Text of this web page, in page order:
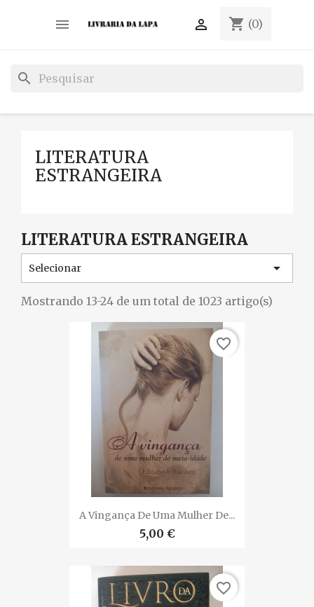
 shopping_cart (0)

search
LITERATURA
ESTRANGEIRA
LITERATURA ESTRANGEIRA
Selecionar 
Mostrando 13-24 de um total de 1023 artigo(s)
A Vingança De Uma Mulher De...
5,00 €
favorite_border
favorite_border